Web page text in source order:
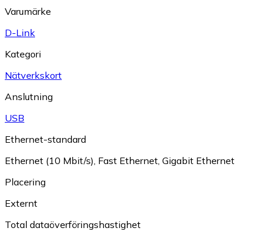
Varumärke
D-Link
Kategori
Nätverkskort
Anslutning
USB
Ethernet-standard
Ethernet (10 Mbit/s) Fast Ethernet Gigabit Ethernet
Placering
Externt
Total dataöverföringshastighet